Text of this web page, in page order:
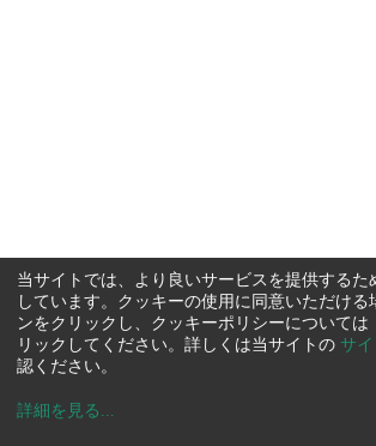
当サイトでは、より良いサービスを提供するた
しています。クッキーの使用に同意いただける
ンをクリックし、クッキーポリシーについては
リックしてください。詳しくは当サイトの サ
認ください。
詳細を見る ...